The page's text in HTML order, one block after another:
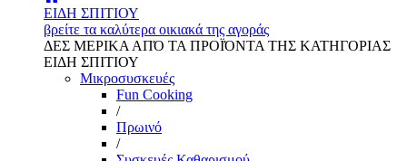
ΕΙΔΗ ΣΠΙΤΙΟΥ
βρείτε τα καλύτερα οικιακά της αγοράς
ΔΕΣ ΜΕΡΙΚΑ ΑΠΌ ΤΑ ΠΡΟΪΌΝΤΑ ΤΗΣ ΚΑΤΗΓΟΡΙΑΣ
ΕΙΔΗ ΣΠΙΤΙΟΥ
Μικροσυσκευές
Fun Cooking
/
Πρωινό
/